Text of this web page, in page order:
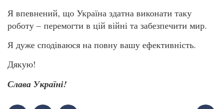
Я впевнений, що Україна здатна виконати таку
роботу – перемогти в цій війні та забезпечити мир.
Я дуже сподіваюся на повну вашу ефективність.
Дякую!
Слава Україні!